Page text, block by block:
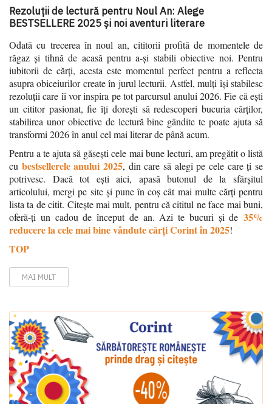
Rezoluții de lectură pentru Noul An: Alege
BESTSELLERE 2025 și noi aventuri literare
Odată cu trecerea în noul an, cititorii profită de momentele de
răgaz și tihnă de acasă pentru a-și stabili obiective noi. Pentru
iubitorii de cărți, acesta este momentul perfect pentru a reflecta
asupra obiceiurilor create în jurul lecturii. Astfel, mulți își stabilesc
rezoluții care îi vor inspira pe tot parcursul anului 2026. Fie că ești
un cititor pasionat, fie îți dorești să redescoperi bucuria cărților,
stabilirea unor obiective de lectură bine gândite te poate ajuta să
transformi 2026 în anul cel mai literar de până acum.
Pentru a te ajuta să găsești cele mai bune lecturi, am pregătit o listă
cu bestsellerele anului 2025, din care să alegi pe cele care ți se
potrivesc. Dacă tot ești aici, apasă butonul de la sfârșitul
articolului, mergi pe site și pune în coș cât mai multe cărți pentru
lista ta de citit. Citește mai mult, pentru că cititul ne face mai buni,
oferă-ți un cadou de început de an. Azi te bucuri și de 35%
reducere la cele mai bine vândute cărți Corint în 2025!
TOP
MAI MULT